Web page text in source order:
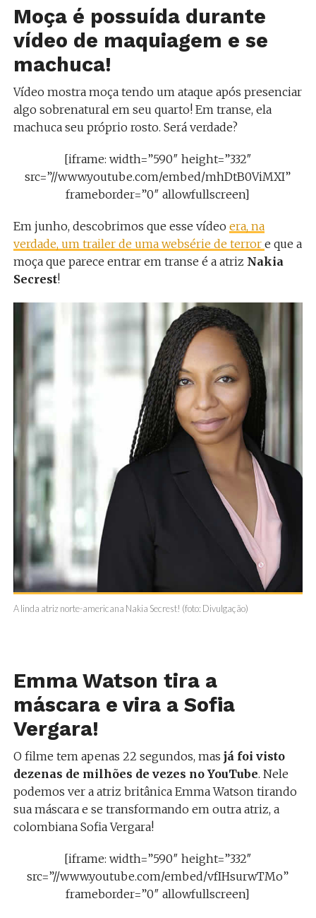
Moça é possuída durante
vídeo de maquiagem e se
machuca!
Vídeo mostra moça tendo um ataque após presenciar
algo sobrenatural em seu quarto! Em transe, ela
machuca seu próprio rosto. Será verdade?
[iframe: width=”590″ height=”332″
src=”//www.youtube.com/embed/mhDtB0ViMXI”
frameborder=”0″ allowfullscreen]
Em junho, descobrimos que esse vídeo era, na
verdade, um trailer de uma websérie de terror e que a
moça que parece entrar em transe é a atriz Nakia
Secrest!
A linda atriz norte-americana Nakia Secrest! (foto: Divulgação)
Emma Watson tira a
máscara e vira a Sofia
Vergara!
O filme tem apenas 22 segundos, mas já foi visto
dezenas de milhões de vezes no YouTube. Nele
podemos ver a atriz britânica Emma Watson tirando
sua máscara e se transformando em outra atriz, a
colombiana Sofia Vergara!
[iframe: width=”590″ height=”332″
src=”//www.youtube.com/embed/vfIHsurwTMo”
frameborder=”0″ allowfullscreen]